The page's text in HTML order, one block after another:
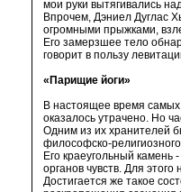
мои руки вытягивались
Впрочем, Дэниел Дуглас
огромными прыжками,
Его замерзшее тело
говорит в пользу
«Парищие йоги»
В настоящее время самых
оказалось утрачено. Но
Одним из их хранителей
философско-
Его краеугольный
органов чувств. Для
Достигается же такое